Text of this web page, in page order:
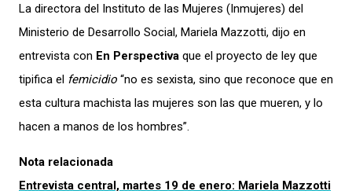
La directora del Instituto de las Mujeres (Inmujeres) del
Ministerio de Desarrollo Social, Mariela Mazzotti, dijo en
entrevista con En Perspectiva que el proyecto de ley que
tipifica el femicidio “no es sexista, sino que reconoce que en
esta cultura machista las mujeres son las que mueren, y lo
hacen a manos de los hombres”.
Nota relacionada
Entrevista central, martes 19 de enero: Mariela Mazzotti